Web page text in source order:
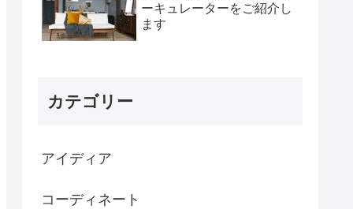
ーキュレーターをご紹介し
ます
カテゴリー
アイディア
コーディネート